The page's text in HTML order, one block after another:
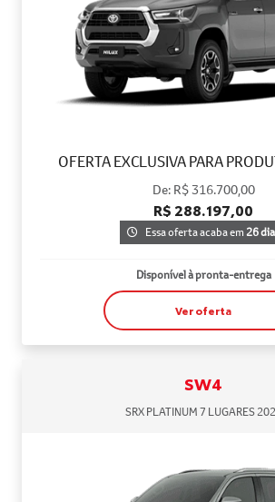
OFERTA EXCLUSIVA PARA
De: R$ 316.700,00
R$ 288.197,00
Essa oferta acaba em26
Disponível à pronta-entrega
Ver oferta
SW4
SRX PLATINUM 7 LUGARES